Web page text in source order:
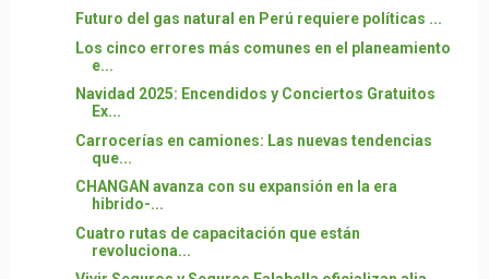
Futuro del gas natural en Perú requiere políticas ...
Los cinco errores más comunes en el planeamiento
e...
Navidad 2025: Encendidos y Conciertos Gratuitos
Ex...
Carrocerías en camiones: Las nuevas tendencias
que...
CHANGAN avanza con su expansión en la era
hibrido-...
Cuatro rutas de capacitación que están
revoluciona...